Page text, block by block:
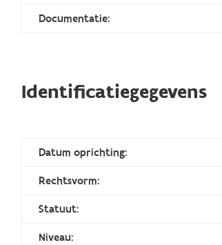
Documentatie:
Identificatiegegevens
Datum oprichting:
Rechtsvorm:
Statuut:
Niveau: